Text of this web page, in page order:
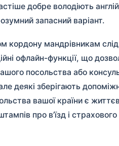
добре володіють
запасний варіант.
кордону мандрівникам
офлайн-функції, що
посольства або
деякі зберігають
вашої країни є
про в’їзд і